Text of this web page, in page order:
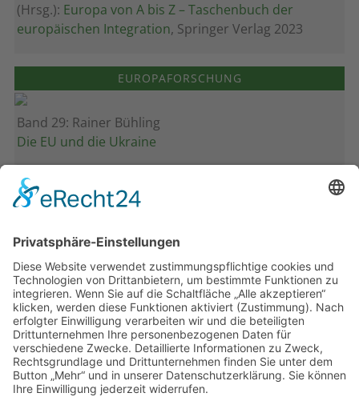
(Hrsg.): Europa von A bis Z – Taschenbuch der
europäischen Integration, Springer Verlag 2023
EUROPAFORSCHUNG
Band 29: Rainer Bühling
Die EU und die Ukraine
Band 28: Andrea Zeller
Eurorettung um jeden Preis?
Band 27: Thomas Jansen
Europa verstehen
Band 26: Andreas Öffner
Die Macht der Interessen
Band 25: Edmund Ratka
Deutschlands Mittelmeerpolitik